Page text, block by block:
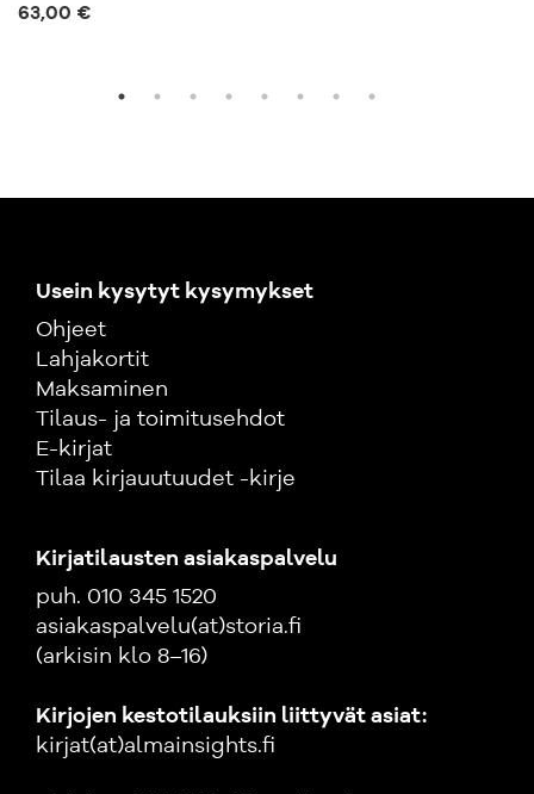
63,00 €
Usein kysytyt kysymykset
Ohjeet
Lahjakortit
Maksaminen
Tilaus- ja toimitusehdot
E-kirjat
Tilaa kirjauutuudet -kirje
Kirjatilausten asiakaspalvelu
puh. 010 345 1520
asiakaspalvelu(at)storia.fi
(arkisin klo 8–16)
Kirjojen kestotilauksiin liittyvät asiat:
kirjat(at)almainsights.fi